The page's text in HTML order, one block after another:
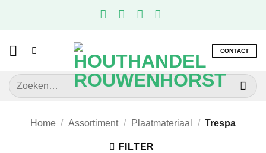
CONTACT
Zoeken
naar:
Home / Assortiment / Plaatmateriaal / Trespa
FILTER